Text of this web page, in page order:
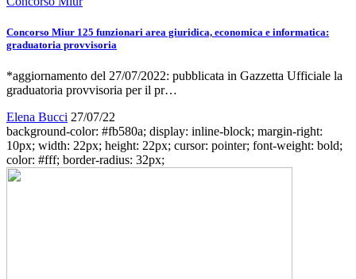
Concorso Miur 125 funzionari area giuridica, economica e informatica:
graduatoria provvisoria
*aggiornamento del 27/07/2022: pubblicata in Gazzetta Ufficiale la
graduatoria provvisoria per il pr…
Elena Bucci 27/07/22
background-color: #fb580a; display: inline-block; margin-right:
10px; width: 22px; height: 22px; cursor: pointer; font-weight: bold;
color: #fff; border-radius: 32px;